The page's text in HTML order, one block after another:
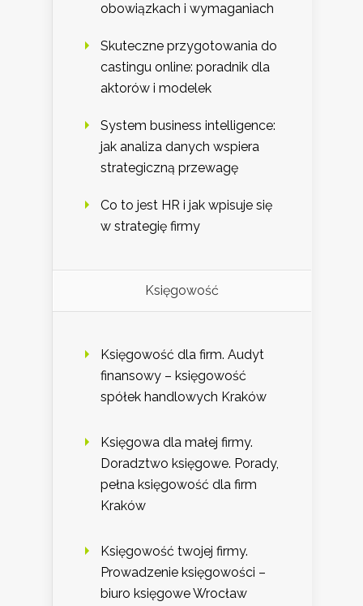
obowiązkach i wymaganiach
Skuteczne przygotowania do
castingu online: poradnik dla
aktorów i modelek
System business intelligence:
jak analiza danych wspiera
strategiczną przewagę
Co to jest HR i jak wpisuje się
w strategię firmy
Księgowość
Księgowość dla firm. Audyt
finansowy – księgowość
spółek handlowych Kraków
Księgowa dla małej firmy.
Doradztwo księgowe. Porady,
pełna księgowość dla firm
Kraków
Księgowość twojej firmy.
Prowadzenie księgowości –
biuro księgowe Wrocław